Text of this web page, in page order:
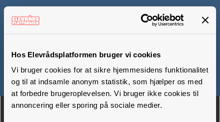
Hos Elevrådsplatformen bruger vi cookies
Vi bruger cookies for at sikre hjemmesidens funktionalitet
og til at indsamle anonym statistik, som hjælper os med
at forbedre brugeroplevelsen. Vi bruger ikke cookies til
annoncering eller sporing på sociale medier.
Om Medlemmer